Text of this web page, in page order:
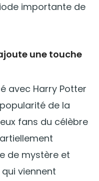
importante de
une touche
avec Harry Potter
de la
fans du célèbre
de mystère et
viennent